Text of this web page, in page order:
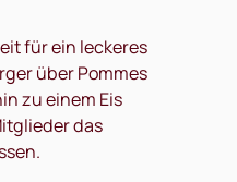
für ein leckeres
über Pommes
zu einem Eis
das